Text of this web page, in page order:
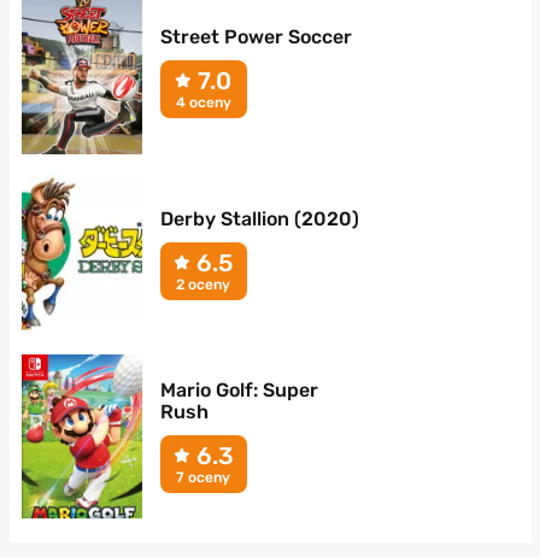
Street Power Soccer
7.0
4 oceny
Derby Stallion (2020)
6.5
2 oceny
Mario Golf: Super
Rush
6.3
7 oceny